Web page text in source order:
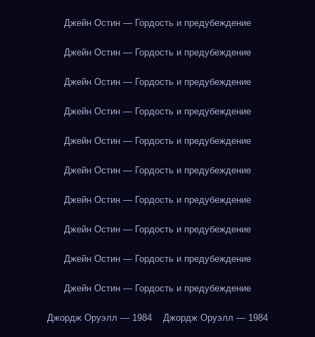
Джейн Остин — Гордость и предубеждение
Джейн Остин — Гордость и предубеждение
Джейн Остин — Гордость и предубеждение
Джейн Остин — Гордость и предубеждение
Джейн Остин — Гордость и предубеждение
Джейн Остин — Гордость и предубеждение
Джейн Остин — Гордость и предубеждение
Джейн Остин — Гордость и предубеждение
Джейн Остин — Гордость и предубеждение
Джейн Остин — Гордость и предубеждение
Джордж Оруэлл — 1984 Джордж Оруэлл — 1984